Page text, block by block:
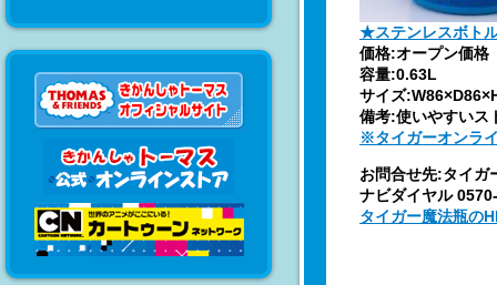
★ステンレスボト
価格:オープン価格
容量:0.63L
サイズ
備考:使いやすいス
※タイガーオンラ
お問合せ先:タイガ
ナビダイヤル
タイガー魔法瓶の